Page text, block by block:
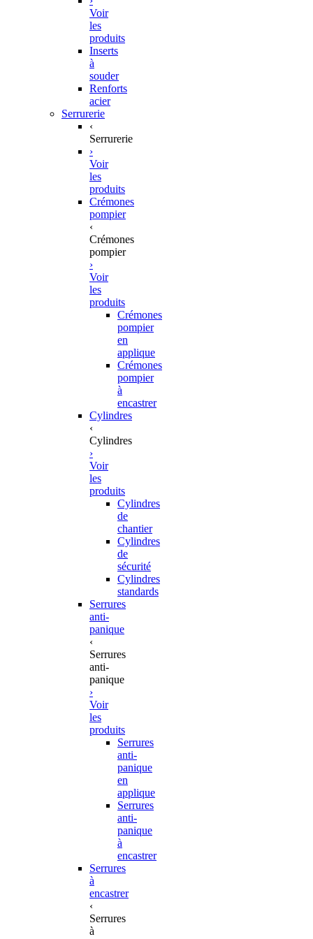
Voir
les
produits
Inserts
à
souder
Renforts
acier
Serrurerie
‹
Serrurerie
›
Voir
les
produits
Crémones
pompier
‹
Crémones
pompier
›
Voir
les
produits
Crémones
pompier
en
applique
Crémones
pompier
à
encastrer
Cylindres
‹
Cylindres
›
Voir
les
produits
Cylindres
de
chantier
Cylindres
de
sécurité
Cylindres
standards
Serrures
anti-
panique
‹
Serrures
anti-
panique
›
Voir
les
produits
Serrures
anti-
panique
en
applique
Serrures
anti-
panique
à
encastrer
Serrures
à
encastrer
‹
Serrures
à